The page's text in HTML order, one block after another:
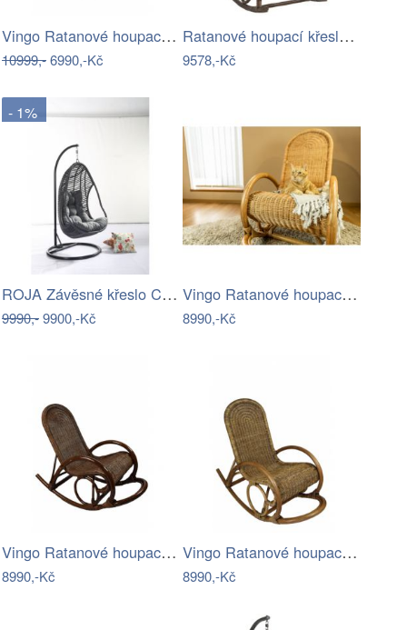
Vingo Ratanové houpací křeslo - bílá…
10999,-6990,-Kč
Ratanové houpací křeslo Rocking hnědé…
9578,-Kč
- 1%
ROJA Závěsné křeslo CALI antracit
9990,-9900,-Kč
Vingo Ratanové houpací křeslo - medové
8990,-Kč
Vingo Ratanové houpací křeslo - tmavě…
8990,-Kč
Vingo Ratanové houpací křeslo - hnědé
8990,-Kč